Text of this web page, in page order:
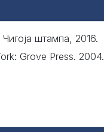
штампа, 2016.
Grove Press. 2004.